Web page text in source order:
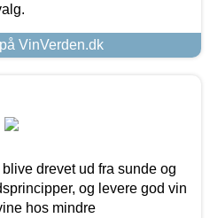
VinVerden.dk
drevet ud fra sunde og
og levere god vin
hos mindre